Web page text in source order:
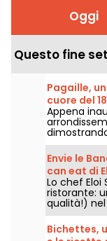
Oggi
Questo fine
Pagaille,
cuore del
Appena
Ramey,
liberi.
Envie le
can eat di
Lo chef Eloi
ristorante:
qualità!)
ristorante,
unisce
diversità.
Bichettes,